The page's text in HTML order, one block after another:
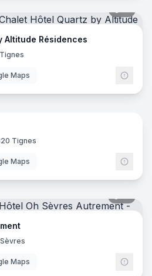
Altitude Résidences
Maps
44
Tignes
Maps
Maps